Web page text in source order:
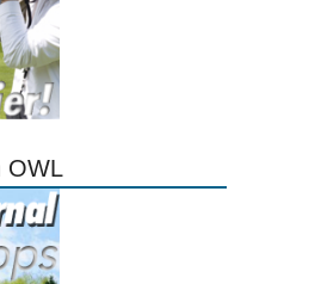
OWL